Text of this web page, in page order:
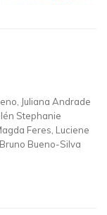
Juliana Andrade
Stephanie
Feres, Luciene
Bueno-Silva